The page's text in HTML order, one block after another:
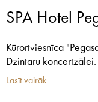
SPA Hotel
Kūrortviesnīca
Dzintaru koncertzālei.
Lasīt vairāk